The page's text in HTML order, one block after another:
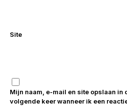
Site
Mijn naam, e-mail en site opslaan in
volgende keer wanneer ik een